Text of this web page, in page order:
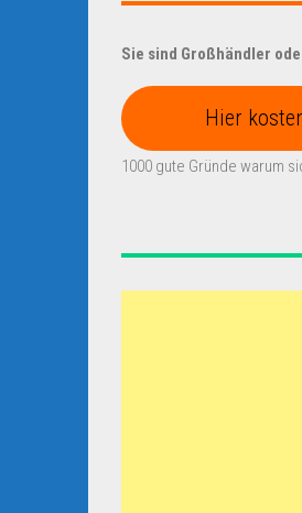
Sie sind Großhändler
Hier
1000 gute Gründe warum